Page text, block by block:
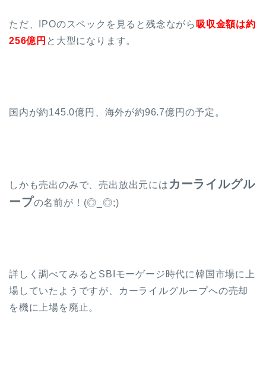
ただ、IPOのスペックを見ると残念ながら 吸収金額は約
256億円 と大型になります。
国内が約145.0億円、海外が約96.7億円の予定。
しかも売出のみで、売出放出元には カーライルグル
ープの名前が！(◎_◎;)
詳しく調べてみるとSBIモーゲージ時代に韓国市場に上
場していたようですが、カーライルグループへの売却
を機に上場を廃止。